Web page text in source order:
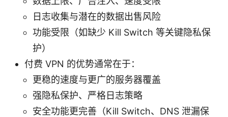
日志收集与潜在的数据出售风险
功能受限（如缺少 Kill Switch 等关键隐私保
护）
付费 VPN 的优势通常在于：
更稳的速度与更广的服务器覆盖
强隐私保护、严格日志策略
安全功能更完善（Kill Switch、DNS 泄漏保